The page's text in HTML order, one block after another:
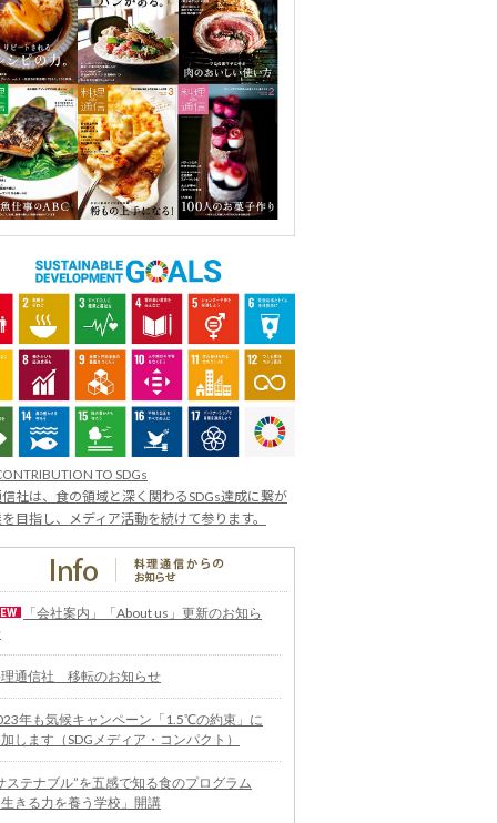
TO SDGs
社は、食の領域と深く関わるSDGs達成に繋が
目指し、メディア活動を続けて参ります。
「会社案内」「About us」更新のお知ら
通信社 移転のお知らせ
年も気候キャンペーン「1.5℃の約束」に
します（SDGメディア・コンパクト）
ステナブル”を五感で知る食のプログラム
きる力を養う学校」開講